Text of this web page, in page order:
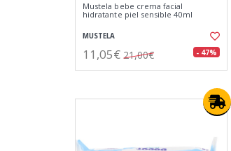
Mustela bebe crema facial
hidratante piel sensible 40ml
MUSTELA
11,05€ 21,00€ - 47%